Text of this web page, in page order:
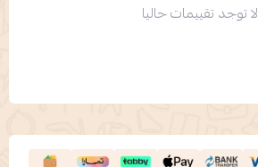
لا توجد تقييمات حاليا